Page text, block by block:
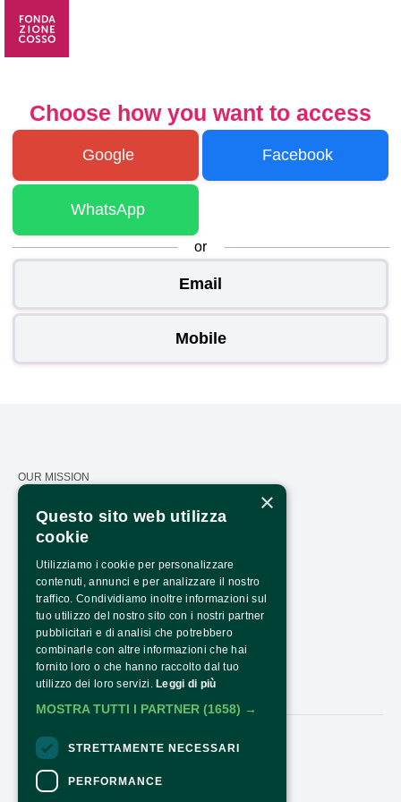
Choose how you want to access
Google Facebook
WhatsApp
or
Email
Mobile
OUR MISSION
PRESS AREA
TRANSPARENCY
PNRR TRANSPARENCY - NEXTGENERATIONEU
HOW TO ARRIVE
OPENING HOURS AND COSTS
CONTACTS
Follow Us:
×
Questo sito web utilizza
cookie
Utilizziamo i cookie per personalizzare
contenuti, annunci e per analizzare il nostro
traffico. Condividiamo inoltre informazioni sul
tuo utilizzo del nostro sito con i nostri partner
pubblicitari e di analisi che potrebbero
combinarle con altre informazioni che hai
fornito loro o che hanno raccolto dal tuo
utilizzo dei loro servizi. Leggi di più
MOSTRA TUTTI I PARTNER (1658) →
STRETTAMENTE NECESSARI
PERFORMANCE